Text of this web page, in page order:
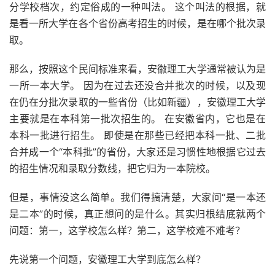
分学校档次，约定俗成的一种叫法。 这个叫法的根据，就
是看一所大学在各个省份高考招生的时候，是在哪个批次录
取。
那么，按照这个民间标准来看，安徽理工大学通常被认为是
一所一本大学。 因为在过去还没合并批次的时候，以及现
在仍在分批次录取的一些省份（比如新疆），安徽理工大学
主要就是在本科第一批次招生的。 在安徽省内，它也是在
本科一批进行招生。 即使是在那些已经把本科一批、二批
合并成一个“本科批”的省份，大家还是习惯性地根据它过去
的招生情况和录取分数线，把它归为一本院校。
但是，事情没这么简单。我们得搞清楚，大家问“是一本还
是二本”的时候，真正想问的是什么。其实归根结底就两个
问题：第一，这学校怎么样？第二，这学校难不难考？
先说第一个问题，安徽理工大学到底怎么样？